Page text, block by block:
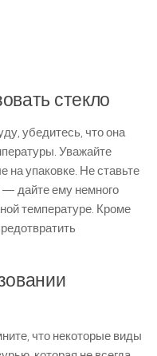
стекло
убедитесь, что она
Уважайте
на упаковке. Не ставьте
— дайте ему немного
температуре. Кроме
что некоторые виды